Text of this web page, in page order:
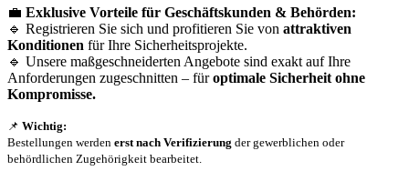
💼 Exklusive Vorteile für Geschäftskunden & Behörden:
🔹 Registrieren Sie sich und profitieren Sie von attraktiven
Konditionen für Ihre Sicherheitsprojekte.
🔹 Unsere maßgeschneiderten Angebote sind exakt auf Ihre
Anforderungen zugeschnitten – füroptimale Sicherheit ohne
Kompromisse.
📌 Wichtig:
Bestellungen werden erst nach Verifizierung der gewerblichen oder
behördlichen Zugehörigkeit bearbeitet.